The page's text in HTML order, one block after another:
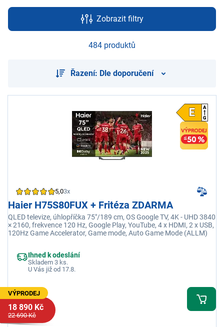
Zobrazit filtry
484 produktů
Řazení: Dle doporučení
5,03x
Haier H75S80FUX + Fritéza ZDARMA
QLED televize, úhlopříčka 75"/189 cm, OS Google TV, 4K - UHD 3840
× 2160, frekvence 120 Hz, Google Play, YouTube, 4 x HDMI, 2 x USB,
120Hz Game Accelerator, Game mode, Auto Game Mode (ALLM)
Ihned k odeslání
Skladem 3 ks.
U Vás již od 17.8.
VÝPRODEJ
18 890 Kč
22 690 Kč